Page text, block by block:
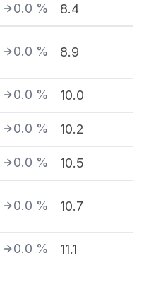
0.0 % 8.4
0.0 % 8.9
0.0 % 10.0
0.0 % 10.2
0.0 % 10.5
0.0 % 10.7
0.0 % 11.1